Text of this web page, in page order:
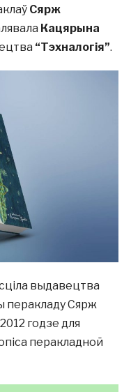
Сярж
Кацярына
“Тэхналогія”.
выдавецтва
перакладу Сярж
годзе для
перакладной